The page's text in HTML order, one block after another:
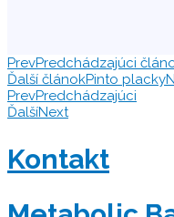
PrevPredchádzajúci
Ďalší článokPinto placky
PrevPredchádzajúci
ĎalšíNext
Kontakt